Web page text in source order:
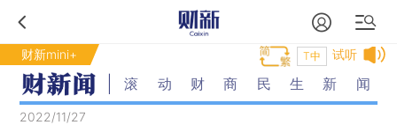
财新mini+ 试听
T中
滚动财商民生新闻
2022/11/27